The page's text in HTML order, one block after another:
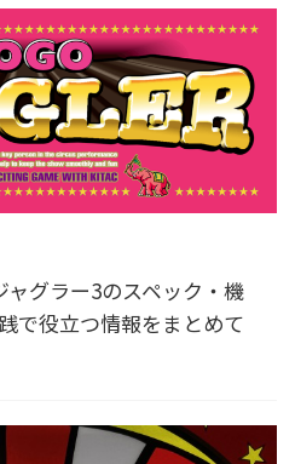
ャグラー3のスペック・機
で役立つ情報をまとめて